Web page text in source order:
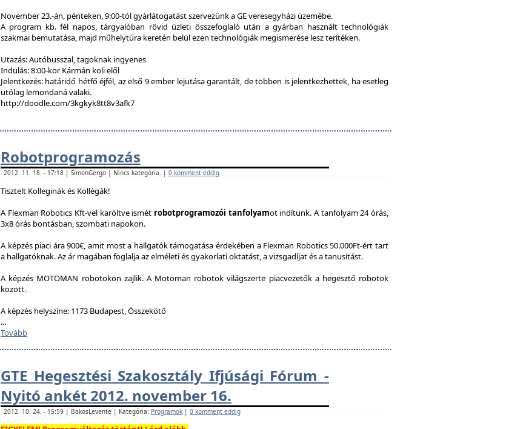
November 23.-án, pénteken, 9:00-tól gyárlátogatást szervezünk a GE veresegyházi üzemébe.
A program kb. fél napos, tárgyalóban rövid üzleti összefoglaló után a gyárban használt technológiák
szakmai bemutatása, majd műhelytúra keretén belül ezen technológiák megismerése lesz terítéken.
Utazás: Autóbusszal, tagoknak ingyenes
Indulás: 8:00-kor Kármán koli elől
Jelentkezés: határidő hétfő éjfél, az első 9 ember lejutása garantált, de többen is jelentkezhettek, ha esetleg
utólag lemondaná valaki.
http://doodle.com/3kgkyk8tt8v3afk7
Robotprogramozás
2012. 11. 18. - 17:18 | SimonGergo | Nincs kategória. | 0 komment eddig
Tisztelt Kolleginák és Kollégák!
A Flexman Robotics Kft-vel karöltve ismét robotprogramozói tanfolyamot indítunk. A tanfolyam 24 órás,
3x8 órás bontásban, szombati napokon.
A képzés piaci ára 900€, amit most a hallgatók támogatása érdekében a Flexman Robotics 50.000Ft-ért tart
a hallgatóknak. Az ár magában foglalja az elméleti és gyakorlati oktatást, a vizsgadíjat és a tanusítást.
A képzés MOTOMAN robotokon zajlik. A Motoman robotok világszerte piacvezetők a hegesztő robotok
között.
A képzés helyszíne: 1173 Budapest, Összekötő
...
Tovább
GTE Hegesztési Szakosztály Ifjúsági Fórum -
Nyitó ankét 2012. november 16.
2012. 10. 24. - 15:59 | BakosLevente | Kategória: Programok | 0 komment eddig